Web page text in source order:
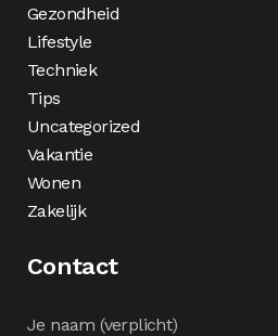
Gezondheid
Lifestyle
Techniek
Tips
Uncategorized
Vakantie
Wonen
Zakelijk
Contact
Je naam (verplicht)